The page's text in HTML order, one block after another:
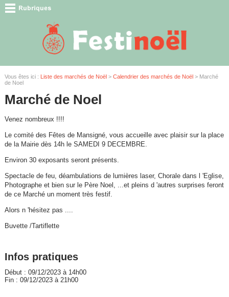
Vous êtes ici : Liste des marchés de Noël> Calendrier des marchés de Noël> Marché
de Noel
Marché de Noel
Venez nombreux !!!!
Le comité des Fêtes de Mansigné, vous accueille avec plaisir sur la place
de la Mairie dès 14h le SAMEDI 9 DECEMBRE.
Environ 30 exposants seront présents.
Spectacle de feu, déambulations de lumières laser, Chorale dans l 'Eglise,
Photographe et bien sur le Père Noel, ...et pleins d 'autres surprises feront
de ce Marché un moment très festif.
Alors n 'hésitez pas ....
Buvette /Tartiflette
Infos pratiques
Début : 09/12/2023 à 14h00
Fin : 09/12/2023 à 21h00